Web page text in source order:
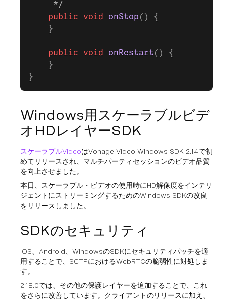
     */
    public
void onStop () {
    }
    public
void onRestart () {
    }
}
Windows用スケーラブルビデ
オHDレイヤーSDK
スケーラブルVideoはVonage Video Windows SDK 2.14で初
めてリリースされ、マルチパーティセッションのビデオ品質
を向上させました。
本日、スケーラブル・ビデオの使用時にHD解像度をインテリ
ジェントにストリーミングするためのWindows SDKの改良
をリリースしました。
SDKのセキュリティ
iOS、Android、WindowsのSDKにセキュリティパッチを適
用することで、SCTPにおけるWebRTCの脆弱性に対処しま
す。
2.18.0では、その他の保護レイヤーを追加することで、これ
をさらに改善しています。クライアントのリリースに加え、